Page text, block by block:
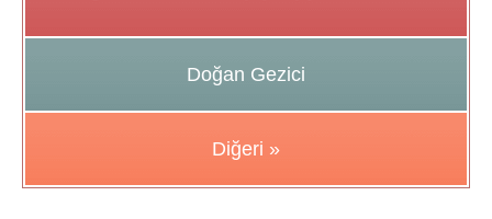
Doğan Gezici
Diğeri »